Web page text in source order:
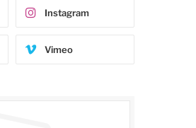
Instagram
Vimeo